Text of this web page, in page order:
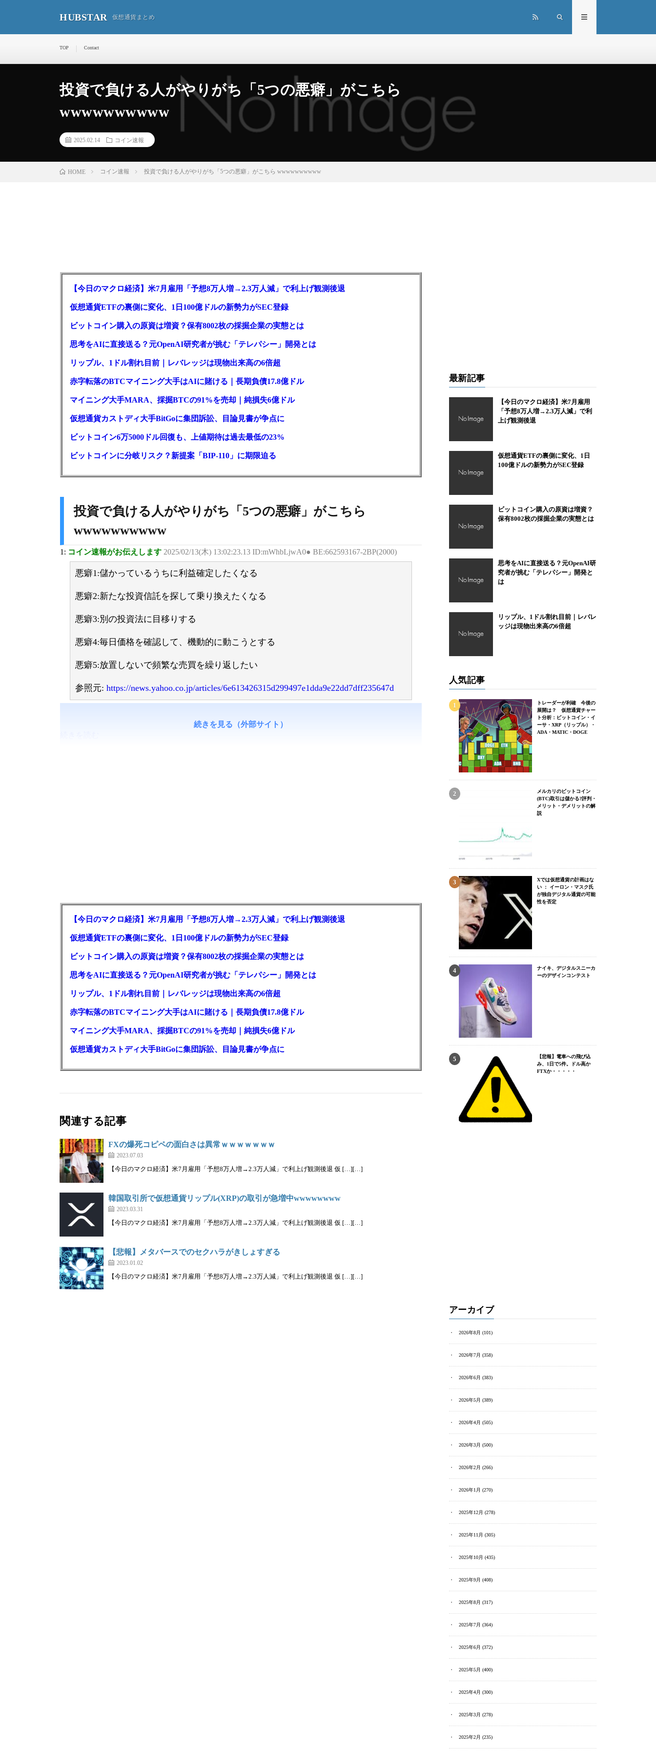
HUBSTAR 仮想通貨まとめ
TOP Contact
投資で負ける人がやりがち「5つの悪癖」がこちら
wwwwwwwwww
2025.02.14 コイン速報
HOME コイン速報 投資で負ける人がやりがち「5つの悪癖」がこちら wwwwwwwwww
【今日のマクロ経済】米7月雇用「予想8万人増→2.3万人減」で利上げ観測後退
仮想通貨ETFの裏側に変化、1日100億ドルの新勢力がSEC登録
ビットコイン購入の原資は増資？保有8002枚の採掘企業の実態とは
思考をAIに直接送る？元OpenAI研究者が挑む「テレパシー」開発とは
リップル、1ドル割れ目前｜レバレッジは現物出来高の6倍超
赤字転落のBTCマイニング大手はAIに賭ける｜長期負債17.8億ドル
マイニング大手MARA、採掘BTCの91%を売却｜純損失6億ドル
仮想通貨カストディ大手BitGoに集団訴訟、目論見書が争点に
ビットコイン6万5000ドル回復も、上値期待は過去最低の23%
ビットコインに分岐リスク？新提案「BIP-110」に期限迫る
投資で負ける人がやりがち「5つの悪癖」がこちら
wwwwwwwwww
1: コイン速報がお伝えします 2025/02/13(木) 13:02:23.13 ID:mWhbLjwA0● BE:662593167-2BP(2000)
悪癖1:儲かっているうちに利益確定したくなる
悪癖2:新たな投資信託を探して乗り換えたくなる
悪癖3:別の投資法に目移りする
悪癖4:毎日価格を確認して、機動的に動こうとする
悪癖5:放置しないで頻繁な売買を繰り返したい
参照元: https://news.yahoo.co.jp/articles/6e613426315d299497e1dda9e22dd7dff235647d
続きを見る（外部サイト）
【今日のマクロ経済】米7月雇用「予想8万人増→2.3万人減」で利上げ観測後退
仮想通貨ETFの裏側に変化、1日100億ドルの新勢力がSEC登録
ビットコイン購入の原資は増資？保有8002枚の採掘企業の実態とは
思考をAIに直接送る？元OpenAI研究者が挑む「テレパシー」開発とは
リップル、1ドル割れ目前｜レバレッジは現物出来高の6倍超
赤字転落のBTCマイニング大手はAIに賭ける｜長期負債17.8億ドル
マイニング大手MARA、採掘BTCの91%を売却｜純損失6億ドル
仮想通貨カストディ大手BitGoに集団訴訟、目論見書が争点に
関連する記事
FXの爆死コピペの面白さは異常ｗｗｗｗｗｗｗ
2023.07.03
【今日のマクロ経済】米7月雇用「予想8万人増→2.3万人減」で利上げ観測後退 仮 […][…]
韓国取引所で仮想通貨リップル(XRP)の取引が急増中wwwwwwww
2023.03.31
【今日のマクロ経済】米7月雇用「予想8万人増→2.3万人減」で利上げ観測後退 仮 […][…]
【悲報】メタバースでのセクハラがきしょすぎる
2023.01.02
【今日のマクロ経済】米7月雇用「予想8万人増→2.3万人減」で利上げ観測後退 仮 […][…]
最新記事
【今日のマクロ経済】米7月雇用
「予想8万人増→2.3万人減」で利
上げ観測後退
仮想通貨ETFの裏側に変化、1日
100億ドルの新勢力がSEC登録
ビットコイン購入の原資は増資？
保有8002枚の採掘企業の実態とは
思考をAIに直接送る？元OpenAI研
究者が挑む「テレパシー」開発と
は
リップル、1ドル割れ目前｜レバレ
ッジは現物出来高の6倍超
人気記事
トレーダーが利確 今後の
展開は？ 仮想通貨チャー
ト分析：ビットコイン・イ
ーサ・XRP（リップル）・
ADA・MATIC・DOGE
メルカリのビットコイン
(BTC)取引は儲かる?評判・
メリット・デメリットの解
説
Xでは仮想通貨の計画はな
い ： イーロン・マスク氏
が独自デジタル通貨の可能
性を否定
ナイキ、デジタルスニーカ
ーのデザインコンテスト
【悲報】電車への飛び込
み、1日で5件。ドル高か
FTXか・・・・・
アーカイブ
2026年8月 (101)
2026年7月 (358)
2026年6月 (383)
2026年5月 (389)
2026年4月 (505)
2026年3月 (500)
2026年2月 (266)
2026年1月 (270)
2025年12月 (278)
2025年11月 (305)
2025年10月 (435)
2025年9月 (408)
2025年8月 (317)
2025年7月 (364)
2025年6月 (372)
2025年5月 (400)
2025年4月 (300)
2025年3月 (278)
2025年2月 (235)